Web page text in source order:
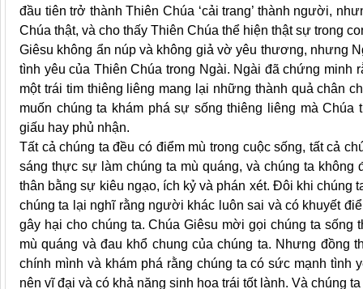
đầu tiên trở thành Thiên Chúa ‘cải trang’ thành người,
Chúa thật, và cho thấy Thiên Chúa thể hiện thật sự trong
Giêsu không ẩn núp và không giả vờ yêu thương, nhưng
tình yêu của Thiên Chúa trong Ngài. Ngài đã chứng
một trái tim thiêng liêng mang lại những thành quả chân
muốn chúng ta khám phá sự sống thiêng liêng mà
giấu hay phủ nhận.
Tất cả chúng ta đều có điểm mù trong cuộc sống, tất cả
sáng thực sự làm chúng ta mù quáng, và chúng ta
thân bằng sự kiêu ngạo, ích kỷ và phán xét. Đôi khi chúng
chúng ta lại nghĩ rằng người khác luôn sai và có khuyết
gây hại cho chúng ta. Chúa Giêsu mời gọi chúng ta sống
mù quáng và đau khổ chung của chúng ta. Nhưng
chính mình và khám phá rằng chúng ta có sức mạnh
nên vĩ đại và có khả năng sinh hoa trái tốt lành. Và chúng